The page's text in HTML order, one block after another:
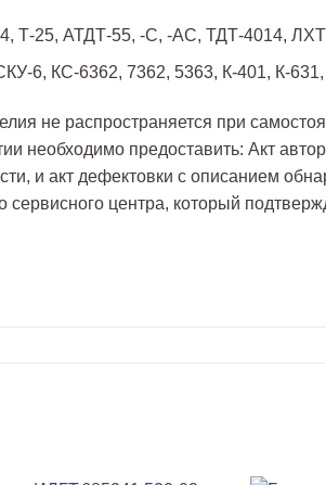
Т-25, АТДТ-55, -С, -АС, ТДТ-4014,
6, КС-6362, 7362, 5363, К-401, К-
не распространяется при
необходимо предоставить: Акт
и акт дефектовки с описанием
сервисного центра, который